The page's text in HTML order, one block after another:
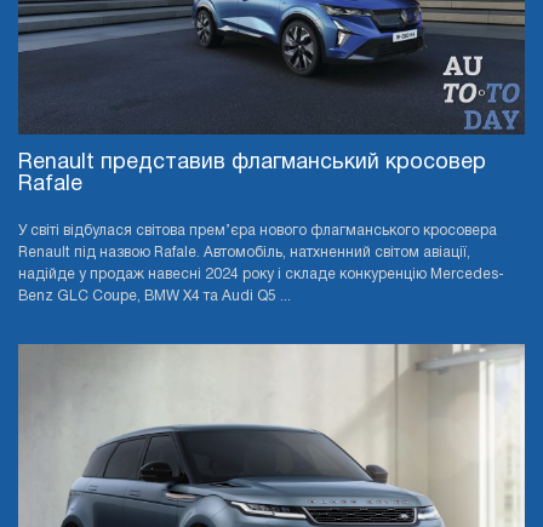
Renault представив флагманський кросовер
Rafale
У світі відбулася світова прем’єра нового флагманського кросовера
Renault під назвою Rafale. Автомобіль, натхненний світом авіації,
надійде у продаж навесні 2024 року і складе конкуренцію Mercedes-
Benz GLC Coupe, BMW X4 та Audi Q5 ...